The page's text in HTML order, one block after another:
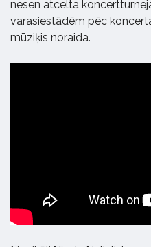
nesen atcelta
varasiestādēm pēc
mūziķis noraida.